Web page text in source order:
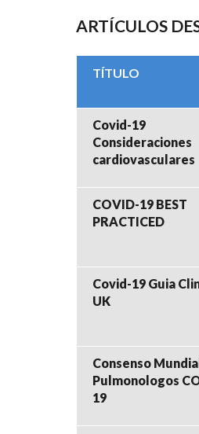
ARTÍCULOS
TÍTULO
Covid-19
Consideraciones
cardiovasculares
COVID-19 BEST
PRACTICED
Covid-19 Guia
UK
Consenso
Pulmonologos
19